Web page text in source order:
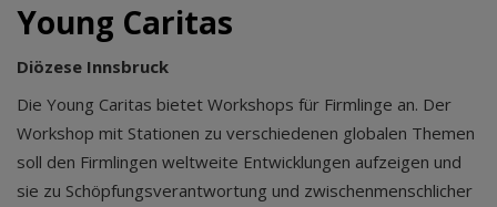
Young Caritas
Diözese Innsbruck
Die Young Caritas bietet Workshops für Firmlinge an. Der
Workshop mit Stationen zu verschiedenen globalen Themen
soll den Firmlingen weltweite Entwicklungen aufzeigen und
sie zu Schöpfungsverantwortung und zwischenmenschlicher